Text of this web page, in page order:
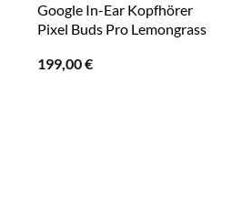
Google In-Ear Kopfhörer
Pixel Buds Pro Lemongrass
199,00€